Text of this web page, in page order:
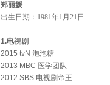
郑丽媛
出生日期：1981年1月21日
1.电视剧
2015 tvN 泡泡糖
2013 MBC 医学团队
2012 SBS 电视剧帝王